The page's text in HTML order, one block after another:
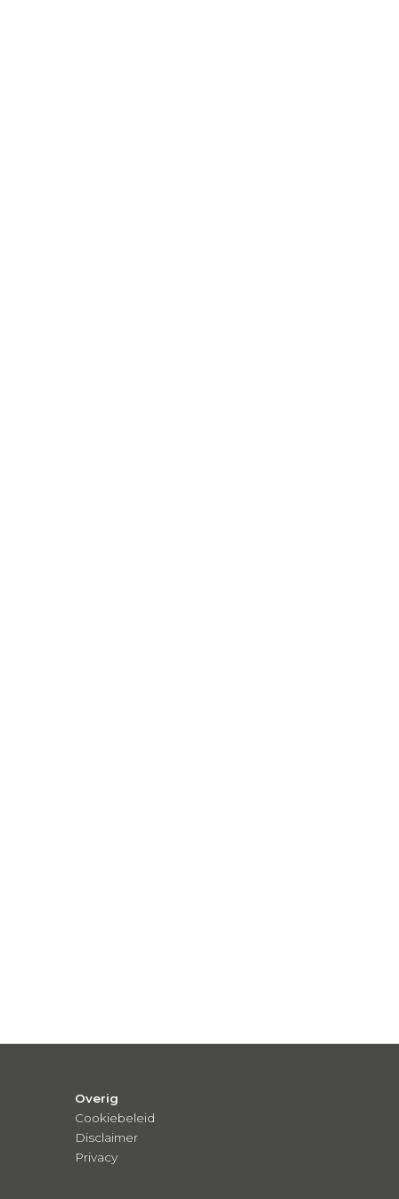
Overig
Cookiebeleid
Disclaimer
Privacy